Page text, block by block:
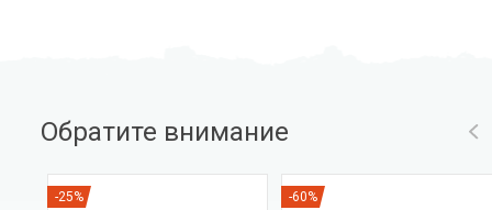
Обратите внимание
-25% -60%